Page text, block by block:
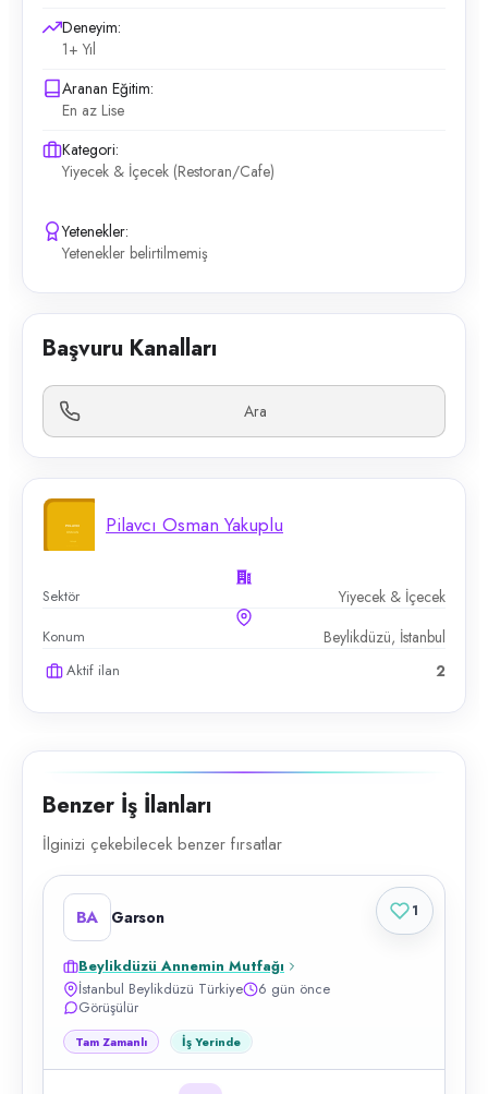
Deneyim:
1+ Yıl
Aranan Eğitim:
En az Lise
Kategori:
Yiyecek & İçecek (Restoran/Cafe)
Yetenekler:
Yetenekler belirtilmemiş
Başvuru Kanalları
Ara
Pilavcı Osman Yakuplu
Sektör Yiyecek & İçecek
Konum Beylikdüzü, İstanbul
Aktif ilan 2
Benzer İş İlanları
İlginizi çekebilecek benzer fırsatlar
BA Garson
Beylikdüzü Annemin Mutfağı
İstanbul Beylikdüzü Türkiye
6 gün önce
Görüşülür
Tam Zamanlı İş Yerinde
1